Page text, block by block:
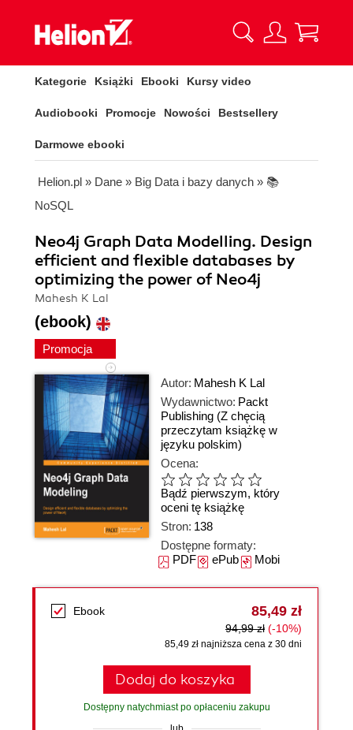
Kategorie Książki Ebooki Kursy video
Audiobooki Promocje Nowości Bestsellery
Darmowe ebooki
Helion.pl » Dane » Big Data i bazy danych » 📚
NoSQL
Neo4j Graph Data Modelling. Design
efficient and flexible databases by
optimizing the power of Neo4j
Mahesh K Lal
(ebook)
Promocja
Autor: Mahesh K Lal
Wydawnictwo: Packt
Publishing (Z chęcią
przeczytam książkę w
języku polskim)
Ocena:
Bądź pierwszym, który
oceni tę książkę
Stron: 138
Dostępne formaty:
PDFePubMobi
Ebook 85,49 zł
94,99 zł (-10%)
85,49 zł najniższa cena z 30 dni
Dodaj do koszyka
Dostępny natychmiast po opłaceniu zakupu